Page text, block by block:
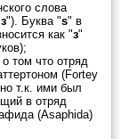
слова
з"). Буква "s" в
как "з"
том что отряд
(Fortey
т.к. ими был
в отряд
(Asaphida)